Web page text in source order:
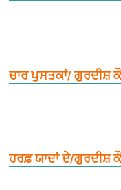
ਚਾਰ ਪੁਸਤਕਾਂ/ ਗੁਰਦੀਸ਼
ਹਰਫ਼ ਯਾਦਾਂ ਦੇ/ਗੁਰਦੀਸ਼